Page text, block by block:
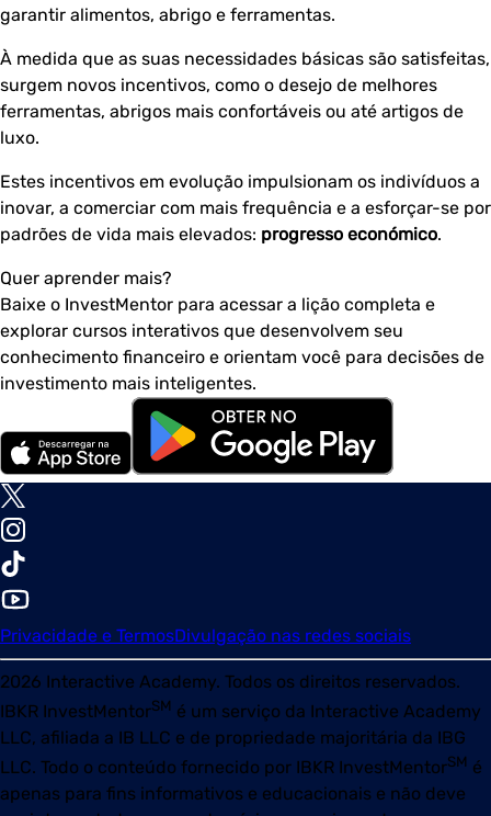
garantir alimentos, abrigo e ferramentas.
À medida que as suas necessidades básicas são satisfeitas,
surgem novos incentivos, como o desejo de melhores
ferramentas, abrigos mais confortáveis ou até artigos de
luxo.
Estes incentivos em evolução impulsionam os indivíduos a
inovar, a comerciar com mais frequência e a esforçar-se por
padrões de vida mais elevados: progresso económico.
Quer aprender mais?
Baixe o InvestMentor para acessar a lição completa e
explorar cursos interativos que desenvolvem seu
conhecimento financeiro e orientam você para decisões de
investimento mais inteligentes.
Privacidade e TermosDivulgação nas redes sociais
2026 Interactive Academy. Todos os direitos reservados.
IBKR InvestMentorSM é um serviço da Interactive Academy
LLC, afiliada a IB LLC e de propriedade majoritária da IBG
LLC. Todo o conteúdo fornecido por IBKR InvestMentorSM é
apenas para fins informativos e educacionais e não deve